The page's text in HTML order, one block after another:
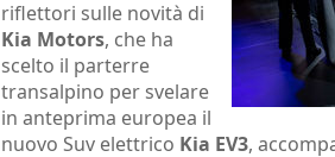
riflettori sulle novità di
Kia Motors, che ha
scelto il parterre
transalpino per svelare
in anteprima europea il
nuovo Suv elettrico Kia EV3,